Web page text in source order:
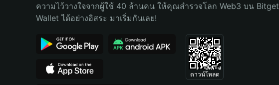
Português (Brasil)
ความไว้วางใจจากผู้ใช้ 40 ล้านคน ให้คุณสำรวจโลก Web3 บน Bitget
Wallet ได้อย่างอิสระ มาเริ่มกันเลย!
ดาวน์โหลด